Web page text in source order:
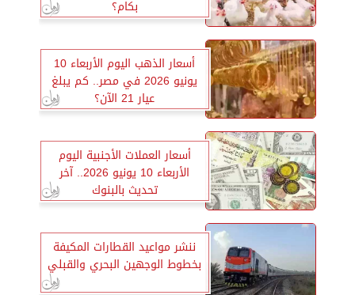
بكام؟
أسعار الذهب اليوم الأربعاء 10
يونيو 2026 في مصر.. كم يبلغ
عيار 21 الآن؟
أسعار العملات الأجنبية اليوم
الأربعاء 10 يونيو 2026.. آخر
تحديث بالبنوك
ننشر مواعيد القطارات المكيفة
بخطوط الوجهين البحري والقبلي